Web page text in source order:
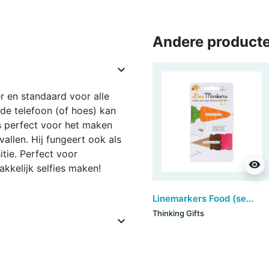

en standaard voor alle
telefoon (of hoes) kan
perfect voor het maken
Hij fungeert ook als
Perfect voor
selfies maken!

Andere
visibility
Linemarkers Food (set van 6)
Thinking Gifts